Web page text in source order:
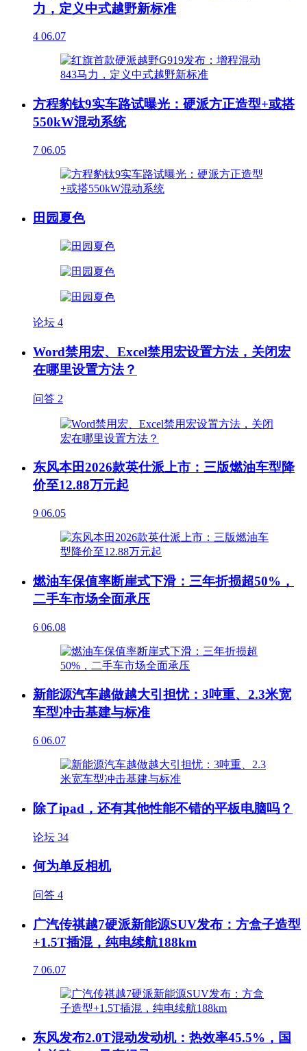
力，定义中式越野新标准
4 06.07
方程豹钛9实车路试曝光：硬派方正造型+或搭
550kW混动系统
7 06.05
田园夏色
论坛 4
Word禁用宏、Excel禁用宏设置方法，关闭宏
在哪里设置方法？
问答 2
东风本田2026款英仕派上市：三版燃油车型降
价至12.88万元起
9 06.05
燃油车保值率断崖式下滑：三年折损超50%，
二手车市场全面承压
6 06.08
新能源汽车越做越大引担忧：3吨重、2.3米宽
车型冲击基建与标准
6 06.07
除了ipad，还有其他性能不错的平板电脑吗？
论坛 34
何为单反相机
问答 4
广汽传祺越7硬派新能源SUV发布：方盒子造型
+1.5T插混，纯电续航188km
7 06.07
东风发布2.0T混动发动机：热效率45.5%，国